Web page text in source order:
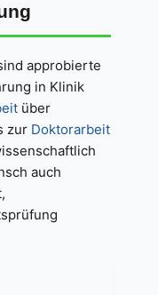
approbierte
in Klinik
über
zur Doktorarbeit
auch